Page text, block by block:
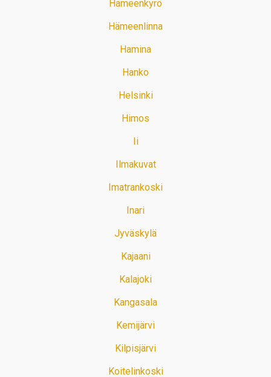
Hämeenkyrö
Hämeenlinna
Hamina
Hanko
Helsinki
Himos
Ii
Ilmakuvat
Imatrankoski
Inari
Jyväskylä
Kajaani
Kalajoki
Kangasala
Kemijärvi
Kilpisjärvi
Koitelinkoski